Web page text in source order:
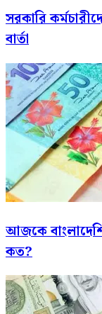
সরকারি
বার্তা
আজকে বাংলাদেশি
কত?